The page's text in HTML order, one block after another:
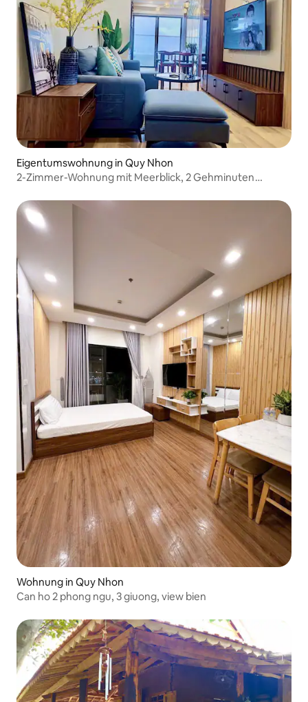
Eigentumswohnung in Quy Nhon
2-Zimmer-Wohnung mit Meerblick, 2 Gehminuten
Wohnung in Quy Nhon
Can ho 2 phong ngu, 3 giuong, view bien